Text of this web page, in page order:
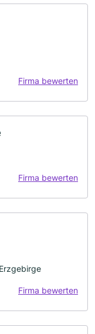
Firma bewerten
Firma bewerten
Firma bewerten